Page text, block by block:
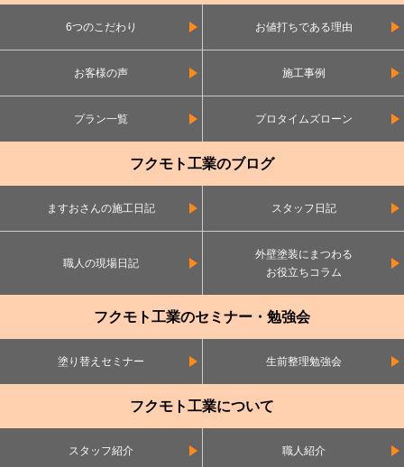
6つのこだわり お値打ちである理由
お客様の声 施工事例
プラン一覧 プロタイムズローン
フクモト工業のブログ
ますおさんの施工日記 スタッフ日記
職人の現場日記
外壁塗装にまつわる
お役立ちコラム
フクモト工業のセミナー・勉強会
塗り替えセミナー 生前整理勉強会
フクモト工業について
スタッフ紹介 職人紹介